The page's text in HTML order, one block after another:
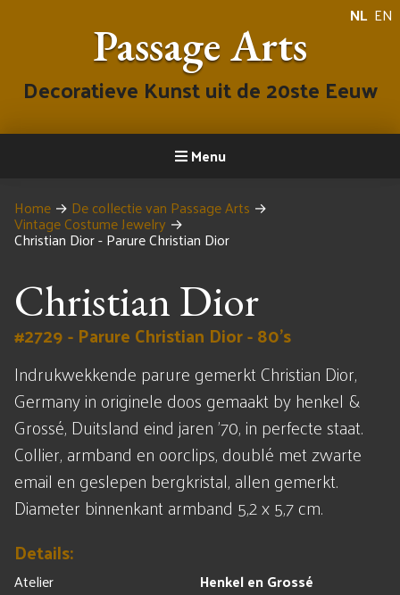
NL EN
Passage Arts
Decoratieve Kunst uit de 20ste Eeuw
Menu
Home → De collectie van Passage Arts →
Vintage Costume Jewelry →
Christian Dior - Parure Christian Dior
Christian Dior
#2729 - Parure Christian Dior - 80's
Indrukwekkende parure gemerkt Christian Dior,
Germany in originele doos gemaakt by henkel &
Grossé, Duitsland eind jaren '70, in perfecte staat.
Collier, armband en oorclips, doublé met zwarte
email en geslepen bergkristal, allen gemerkt.
Diameter binnenkant armband 5,2 x 5,7 cm.
Details:
Atelier
Henkel en Grossé